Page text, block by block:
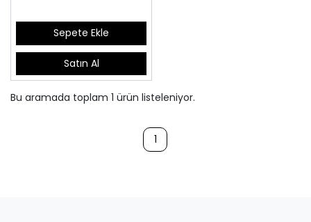
Sepete Ekle
Satın Al
Bu aramada toplam 1 ürün listeleniyor.
1